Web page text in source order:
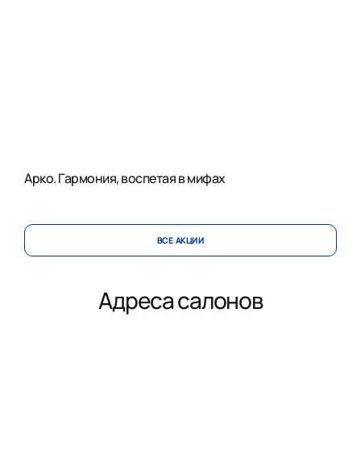
Арко. Гармония, воспетая в мифах
ВСЕ АКЦИИ
Адреса салонов